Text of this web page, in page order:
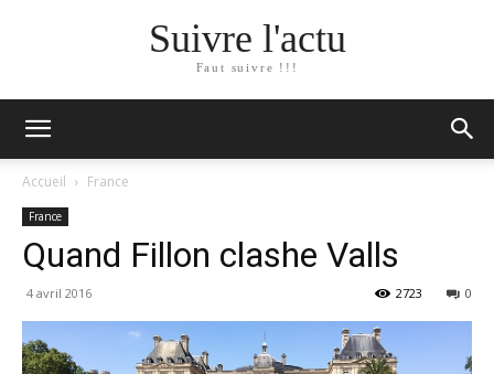
Suivre l'actu
Faut suivre !!!
Accueil France
France
Quand Fillon clashe Valls
4 avril 2016 0
2723